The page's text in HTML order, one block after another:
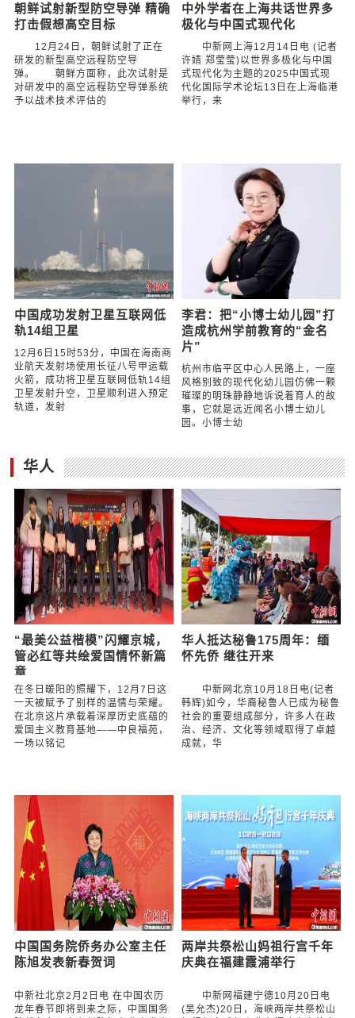
朝鲜试射新型防空导弹 精确
打击假想高空目标
12月24日，朝鲜试射了正在
研发的新型高空远程防空导
弹。 朝鲜方面称，此次试射是
对研发中的高空远程防空导弹系统
予以战术技术评估的
中外学者在上海共话世界多
极化与中国式现代化
中新网上海12月14日电 (记者
许婧 郑莹莹)以世界多极化与中国
式现代化为主题的2025中国式现
代化国际学术论坛13日在上海临港
举行，来
中国成功发射卫星互联网低
轨14组卫星
12月6日15时53分，中国在海南商
业航天发射场使用长征八号甲运载
火箭，成功将卫星互联网低轨14组
卫星发射升空，卫星顺利进入预定
轨道，发射
李君：把“小博士幼儿园”打
造成杭州学前教育的“金名
片”
杭州市临平区中心人民路上，一座
风格别致的现代化幼儿园仿佛一颗
璀璨的明珠静静地诉说着育人的故
事，它就是远近闻名小博士幼儿
园。小博士幼
华人
“最美公益楷模”闪耀京城，
管必红等共绘爱国情怀新篇
章
在冬日暖阳的照耀下，12月7日这
一天被赋予了别样的温情与荣耀。
在北京这片承载着深厚历史底蕴的
爱国主义教育基地——中良福苑，
一场以铭记
华人抵达秘鲁175周年：缅
怀先侨 继往开来
中新网北京10月18日电(记者
韩辉)如今，华裔秘鲁人已成为秘鲁
社会的重要组成部分，许多人在政
治、经济、文化等领域取得了卓越
成就，华
中国国务院侨务办公室主任
陈旭发表新春贺词
中新社北京2月2日电 在中国农历
龙年春节即将到来之际，中国国务
两岸共祭松山妈祖行宫千年
庆典在福建霞浦举行
中新网福建宁德10月20日电
(吴允杰)20日，海峡两岸共祭松山